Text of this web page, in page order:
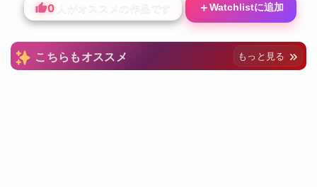
0 人がオススメの作品です ＋Watchlistに追加
こちらもオススメ もっと見る